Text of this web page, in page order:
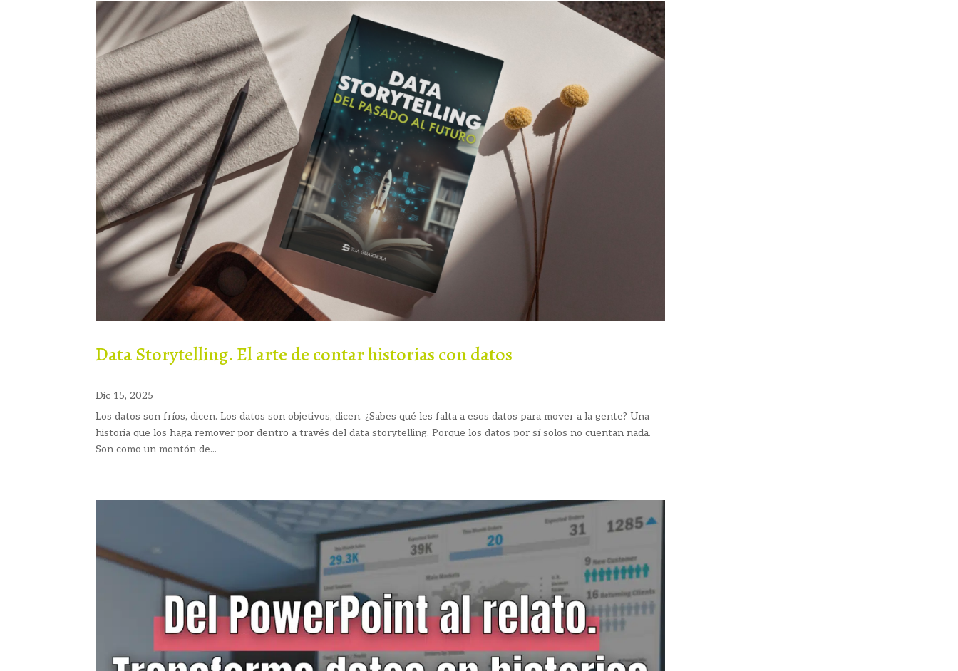
Data Storytelling. El arte de contar historias con datos
Dic 15, 2025
Los datos son fríos, dicen. Los datos son objetivos, dicen. ¿Sabes qué les falta a esos datos para mover a la gente? Una
historia que los haga remover por dentro a través del data storytelling. Porque los datos por sí solos no cuentan nada.
Son como un montón de...